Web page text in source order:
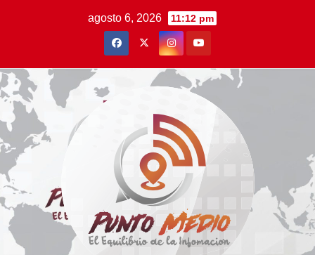
agosto 6, 2026 11:12 pm